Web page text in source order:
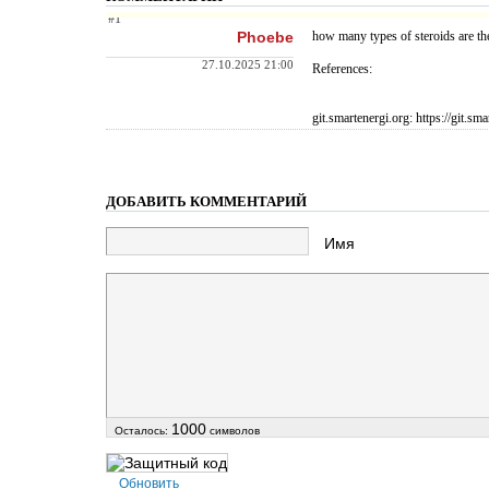
#1
Phoebe
27.10.2025 21:00
how many types of steroids are
References:
git.smartenergi.org: https://
ДОБАВИТЬ КОММЕНТАРИЙ
Имя
Осталось: 1000 символов
Обновить